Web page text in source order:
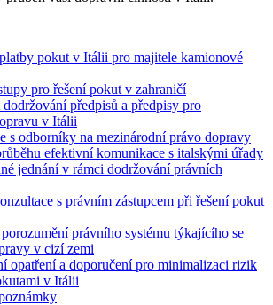
pokut v Itálii pro majitele kamionové
pro řešení pokut v zahraničí
předpisů a předpisy pro
v Itálii
s odborníky na mezinárodní právo dopravy
efektivní komunikace s italskými úřady
jednání v rámci dodržování právních
s právním zástupcem při řešení pokut
právního systému týkajícího se
v cizí zemi
opatření a doporučení pro minimalizaci rizik
v Itálii